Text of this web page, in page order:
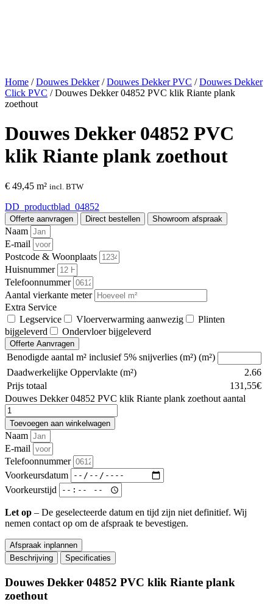
Home /Douwes Dekker/Douwes Dekker PVC /Douwes Dekker
Click PVC / Douwes Dekker 04852 PVC klik Riante plank
zoethout
Douwes Dekker 04852 PVC
klik Riante plank zoethout
€ 49,45 m² incl. BTW
DD_productblad_04852
Offerte aanvragen Direct bestellen Showroom afspraak
Naam
E-mail
Postcode & Woonplaats
Huisnummer
Telefoonnummer
Aantal vierkante meter
Extra Service
Legservice
Vloerverwarming aanwezig
Plinten
bijgeleverd
Ondervloer bijgeleverd
Offerte Aanvragen
Benodigde aantal m² inclusief 5% snijverlies (m²) (m²)
Daadwerkelijke Oppervlakte (m²)
2.66
Prijs totaal
€
131,55
Douwes Dekker 04852 PVC klik Riante plank zoethout aantal
Toevoegen aan winkelwagen
Naam
E-mail
Telefoonnummer
Voorkeursdatum
Voorkeurstijd
Let op – De geselecteerde datum en tijd zijn niet definitief. Wij
nemen contact op om de afspraak te bevestigen.
Afspraak inplannen
Beschrijving
Specificaties
Douwes Dekker 04852 PVC klik Riante plank
zoethout